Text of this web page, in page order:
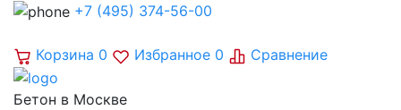
+7 (495) 374-56-00
Корзина 0 Избранное 0 Сравнение
Бетон в Москве